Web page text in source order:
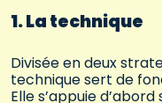
1. La technique
Divisée en deux
technique sert de
Elle s’appuie